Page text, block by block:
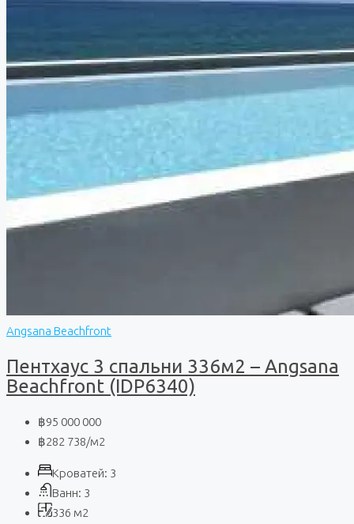
Angsana Beachfront
Пентхаус 3 спальни 336м2 – Angsana
Beachfront (IDP6340)
฿95 000 000
฿282 738/м2
Кроватей: 3
Ванн: 3
336 м2